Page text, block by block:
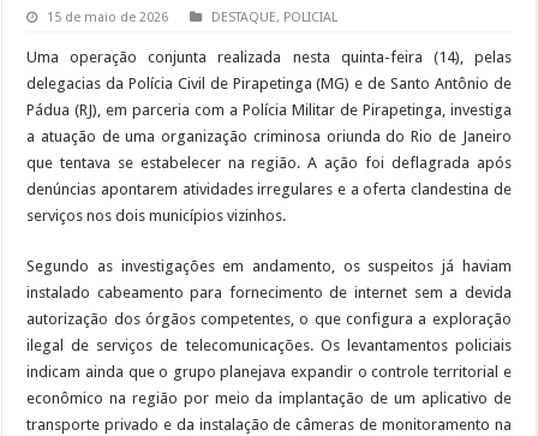
15 de maio de 2026 DESTAQUE, POLICIAL
Uma operação conjunta realizada nesta quinta-feira (14), pelas
delegacias da Polícia Civil de Pirapetinga (MG) e de Santo Antônio de
Pádua (RJ), em parceria com a Polícia Militar de Pirapetinga, investiga
a atuação de uma organização criminosa oriunda do Rio de Janeiro
que tentava se estabelecer na região. A ação foi deflagrada após
denúncias apontarem atividades irregulares e a oferta clandestina de
serviços nos dois municípios vizinhos.
Segundo as investigações em andamento, os suspeitos já haviam
instalado cabeamento para fornecimento de internet sem a devida
autorização dos órgãos competentes, o que configura a exploração
ilegal de serviços de telecomunicações. Os levantamentos policiais
indicam ainda que o grupo planejava expandir o controle territorial e
econômico na região por meio da implantação de um aplicativo de
transporte privado e da instalação de câmeras de monitoramento na